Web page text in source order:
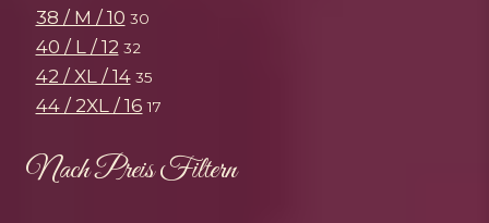
38 / M / 10 30
40 / L / 12 32
42 / XL / 14 35
44 / 2XL / 16 17
Nach Preis Filtern